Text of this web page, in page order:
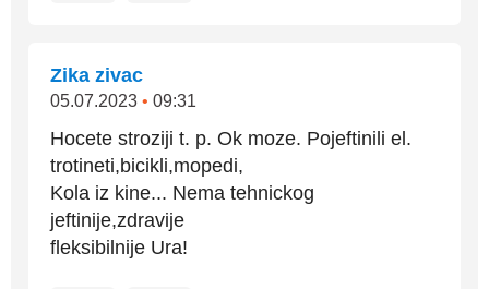
Zika zivac
05.07.2023 • 09:31
Hocete stroziji t. p. Ok moze. Pojeftinili el.
trotineti,bicikli,mopedi,
Kola iz kine... Nema tehnickog
jeftinije,zdravije
fleksibilnije Ura!